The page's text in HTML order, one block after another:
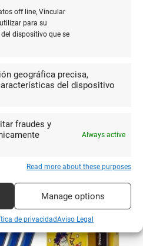
off line, Vincular
para su
dispositivo que se
geográfica precisa,
del dispositivo
fraudes y
Always active
Read more about these purposes
Manage options
de privacidadAviso Legal
la vida útil de la pluma.
clásico y elegante para
simples instrumentos de
de descubrimiento que refleja
y la tradición de la escritura a